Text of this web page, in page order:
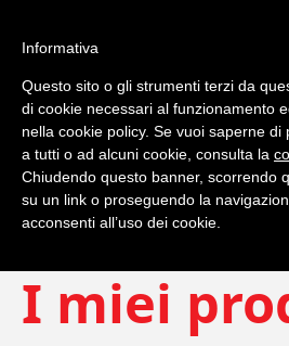
0
I miei
Informativa
Questo sito o gli strumenti terzi da
di cookie necessari al funzionamento
nella cookie policy. Se vuoi saperne
a tutti o ad alcuni cookie, consulta la
Chiudendo questo banner, scorrendo
su un link o proseguendo la
acconsenti all’uso dei cookie.